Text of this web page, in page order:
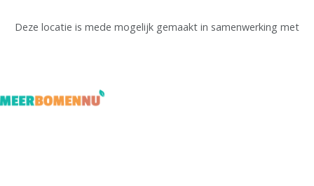
Deze locatie is mede mogelijk gemaakt in samenwerking met